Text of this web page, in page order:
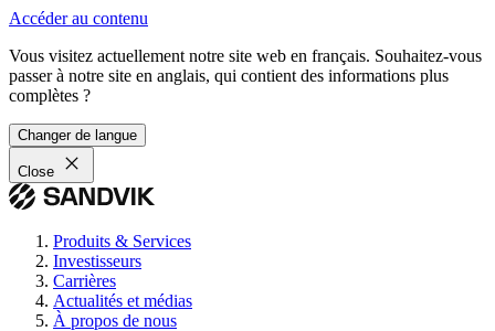
Accéder au contenu
Vous visitez actuellement notre site web en français. Souhaitez-vous
passer à notre site en anglais, qui contient des informations plus
complètes ?
Changer de langue
Close
Produits & Services
Investisseurs
Carrières
Actualités et médias
À propos de nous